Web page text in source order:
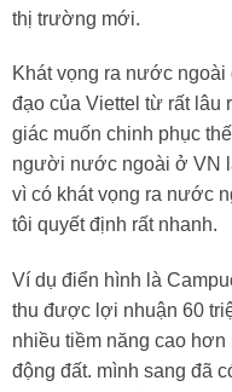
thị trường mới.
Khát vọng ra nước
đạo của Viettel từ rất lâu
giác muốn chinh phục
người nước ngoài ở VN
vì có khát vọng ra nước
tôi quyết định rất nhanh.
Ví dụ điển hình là
thu được lợi nhuận 60
nhiều tiềm năng cao
động đất. mình sang đã